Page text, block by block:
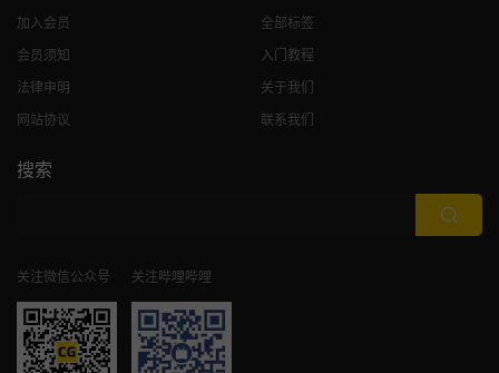
加入会员
会员须知
法律申明
网站协议
全部标签
入门教程
关于我们
联系我们
搜索
关注微信公众号 关注哔哩哔哩